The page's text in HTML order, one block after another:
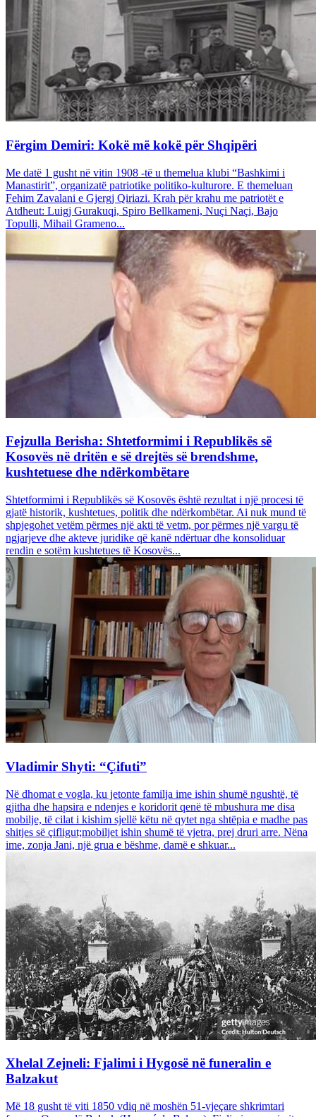
Fërgim Demiri: Kokë më kokë për Shqipëri
Me datë 1 gusht në vitin 1908 -të u themelua klubi “Bashkimi i
Manastirit”, organizatë patriotike politiko-kulturore. E themeluan
Fehim Zavalani e Gjergj Qiriazi. Krah për krahu me patriotët e
Atdheut: Luigj Gurakuqi, Spiro Bellkameni, Nuçi Naçi, Bajo
Topulli, Mihail Grameno...
Fejzulla Berisha: Shtetformimi i Republikës së
Kosovës në dritën e së drejtës së brendshme,
kushtetuese dhe ndërkombëtare
Shtetformimi i Republikës së Kosovës është rezultat i një procesi të
gjatë historik, kushtetues, politik dhe ndërkombëtar. Ai nuk mund të
shpjegohet vetëm përmes një akti të vetm, por përmes një vargu të
ngjarjeve dhe akteve juridike që kanë ndërtuar dhe konsoliduar
rendin e sotëm kushtetues të Kosovës...
Vladimir Shyti: “Çifuti”
Në dhomat e vogla, ku jetonte familja ime ishin shumë ngushtë, të
gjitha dhe hapsira e ndenjes e koridorit qenë të mbushura me disa
mobilje, të cilat i kishim sjellë këtu në qytet nga shtëpia e madhe pas
shitjes së çifligut;mobiljet ishin shumë të vjetra, prej druri arre. Nëna
ime, zonja Jani, një grua e bëshme, damë e shkuar...
Xhelal Zejneli: Fjalimi i Hygosë në funeralin e
Balzakut
Më 18 gusht të viti 1850 vdiq në moshën 51-vjeçare shkrimtari